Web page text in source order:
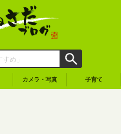
カメラ・写真 子育て